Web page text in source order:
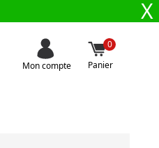
X
Mon compte
0
Panier